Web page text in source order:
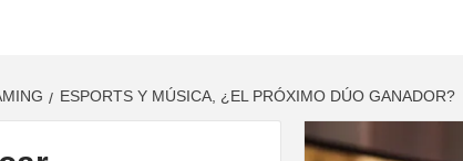
ESPORTS Y MÚSICA, ¿EL PRÓXIMO DÚO GANADOR?